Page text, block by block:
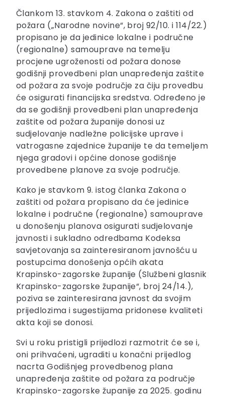
Člankom 13. stavkom 4. Zakona o zaštiti od
požara („Narodne novine“, broj 92/10. i 114/22.)
propisano je da jedinice lokalne i područne
(regionalne) samouprave na temelju
procjene ugroženosti od požara donose
godišnji provedbeni plan unapređenja zaštite
od požara za svoje područje za čiju provedbu
će osigurati financijska sredstva. Određeno je
da se godišnji provedbeni plan unapređenja
zaštite od požara županije donosi uz
sudjelovanje nadležne policijske uprave i
vatrogasne zajednice županije te da temeljem
njega gradovi i općine donose godišnje
provedbene planove za svoje područje.
Kako je stavkom 9. istog članka Zakona o
zaštiti od požara propisano da će jedinice
lokalne i područne (regionalne) samouprave
u donošenju planova osigurati sudjelovanje
javnosti i sukladno odredbama Kodeksa
savjetovanja sa zainteresiranom javnošću u
postupcima donošenja općih akata
Krapinsko-zagorske županije (Službeni glasnik
Krapinsko-zagorske županije“, broj 24/14.),
poziva se zainteresirana javnost da svojim
prijedlozima i sugestijama pridonese kvaliteti
akta koji se donosi.
Svi u roku pristigli prijedlozi razmotrit će se i,
oni prihvaćeni, ugraditi u konačni prijedlog
nacrta Godišnjeg provedbenog plana
unapređenja zaštite od požara za područje
Krapinsko-zagorske županije za 2025. godinu